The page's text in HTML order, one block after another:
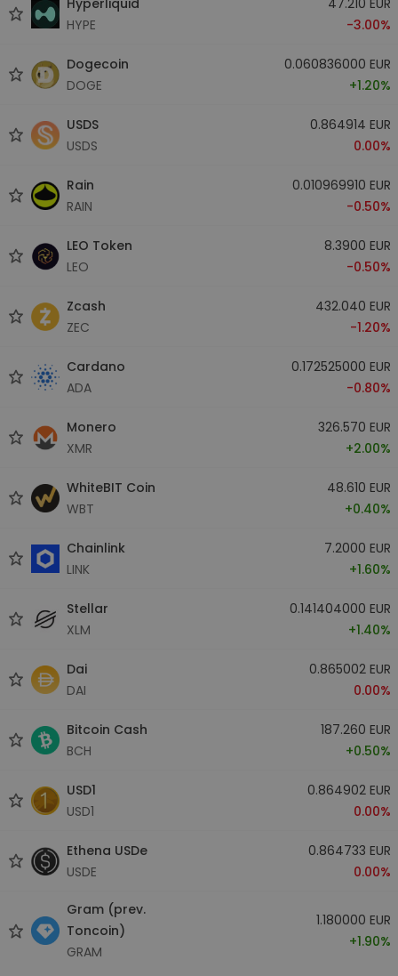
HYPE
-3.00%
Dogecoin
DOGE
0.060836000 EUR
+1.20%
USDS
USDS
0.864914 EUR
0.00%
Rain
RAIN
0.010969910 EUR
-0.50%
LEO Token
LEO
8.3900 EUR
-0.50%
Zcash
ZEC
432.040 EUR
-1.20%
Cardano
ADA
0.172525000 EUR
-0.80%
Monero
XMR
326.570 EUR
+2.00%
WhiteBIT Coin
WBT
48.610 EUR
+0.40%
Chainlink
LINK
7.2000 EUR
+1.60%
Stellar
XLM
0.141404000 EUR
+1.40%
Dai
DAI
0.865002 EUR
0.00%
Bitcoin Cash
BCH
187.260 EUR
+0.50%
USD1
USD1
0.864902 EUR
0.00%
Ethena USDe
USDE
0.864733 EUR
0.00%
Gram (prev.
Toncoin)
GRAM
1.180000 EUR
+1.90%